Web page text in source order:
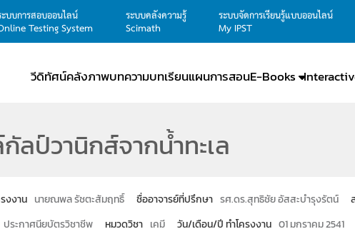
บบการสอบออนไลน์
Testing System
ระบบคลังความรู้
Scimath
ระบบจัดการเรียนรู้แบบออนไลน์
My IPST
วีดิทัศน์คลังภาพบทความบทเรียนแผนการสอนE-Books
ลป์วานิกส์จากน้ำทะเล
งงาน นายณพล รัชตะสัมฤทธิ์ ชื่ออาจารย์ที่ปรึกษา รศ.ดร.สุทธิชัย อัสสะบำรุงรัตน์
ประกาศนียบัตรวิชาชีพ หมวดวิชา เคมี วัน/เดือน/ปี ทำโครงงาน 01 มกราคม 2541